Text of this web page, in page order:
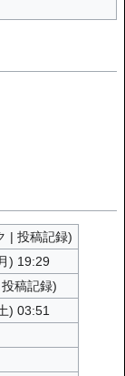
| 投稿記録)
) 19:29
投稿記録)
) 03:51